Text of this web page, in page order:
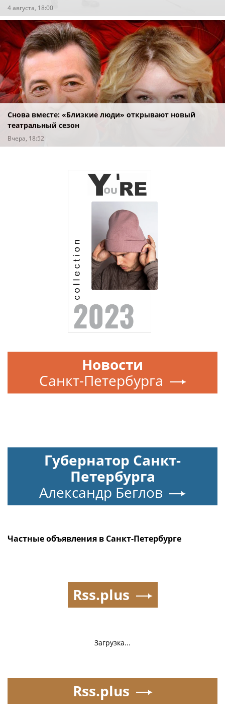
4 августа, 18:00
Снова вместе: «Близкие люди» открывают новый
театральный сезон
Вчера, 18:52
Новости
Санкт-Петербурга
Губернатор Санкт-
Петербурга
Александр Беглов
Частные объявления в Санкт-Петербурге
Загрузка...
Rss.plus
Rss.plus